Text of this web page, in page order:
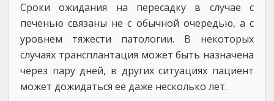
Сроки ожидания на пересадку в случае с
печенью связаны не с обычной очередью, а с
уровнем тяжести патологии. В некоторых
случаях трансплантация может быть назначена
через пару дней, в других ситуациях пациент
может дожидаться её даже несколько лет.